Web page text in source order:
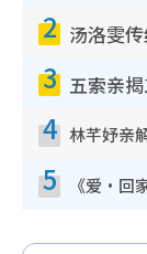
2
3
4
5